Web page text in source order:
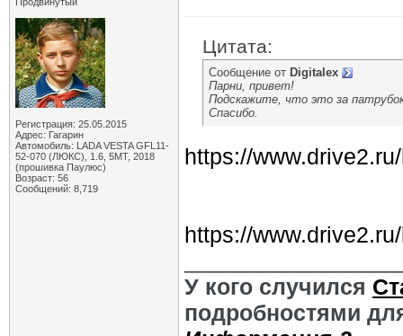
Регистрация: 25.05.2015
Адрес: Гагарин
Автомобиль: LADA VESTA GFL11-
52-070 (ЛЮКС), 1.6, 5МТ, 2018
(прошивка Паулюс)
Возраст: 56
Сообщений: 8,719
Цитата:
Сообщение от Digitalex
Парни, привет!
Подскажите, что это за
Спасибо.
https://
https://
У кого случился
подробностями